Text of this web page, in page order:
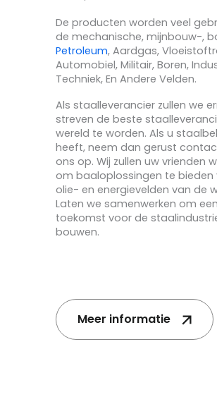
De producten worden veel
de mechanische, mijnbouw-,
Petroleum, Aardgas,
Automobiel, Militair, Boren,
Techniek, En Andere Velden.
Als staalleverancier zullen we
streven de beste
wereld te worden. Als u
heeft, neem dan gerust
ons op. Wij zullen uw vrienden
om baaloplossingen te bieden
olie- en energievelden van de
Laten we samenwerken om
toekomst voor de
bouwen.
Meer informatie